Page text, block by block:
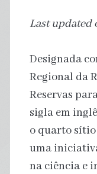
Last updated
Designada
Regional da
Reservas
sigla em
o quarto sítio
uma
na ciência e